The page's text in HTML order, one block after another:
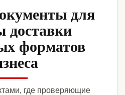
для
доставки
форматов
где проверяющие